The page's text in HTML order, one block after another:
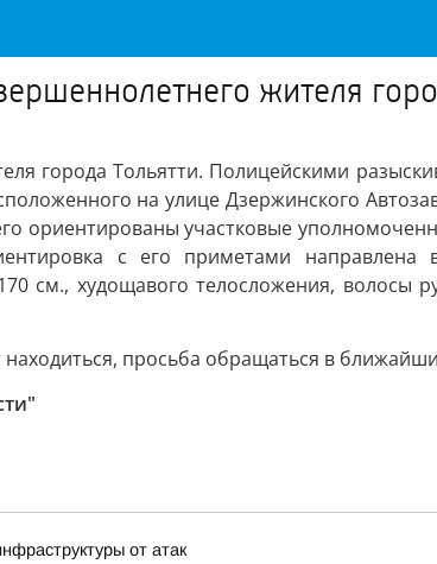
жителя
города Тольятти. Полицейскими
на улице Дзержинского
ориентированы участковые
с его приметами направлена
см., худощавого телосложения, волосы
просьба обращаться в
от атак